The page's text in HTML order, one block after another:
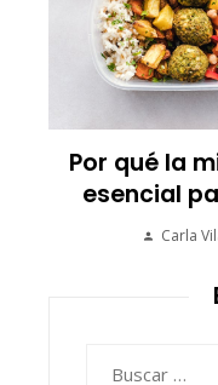
Por qué la
esencial
Carla